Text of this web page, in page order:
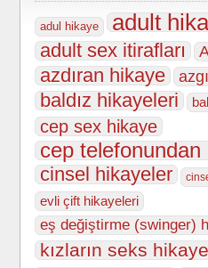
adul hikaye adult
adult sex itirafları
azdıran hikaye
baldız hikayeleri
cep sex hikaye
cep
cinsel hikayeler
evli çift hikayeleri
eş değiştirme (swinger)
kızların seks